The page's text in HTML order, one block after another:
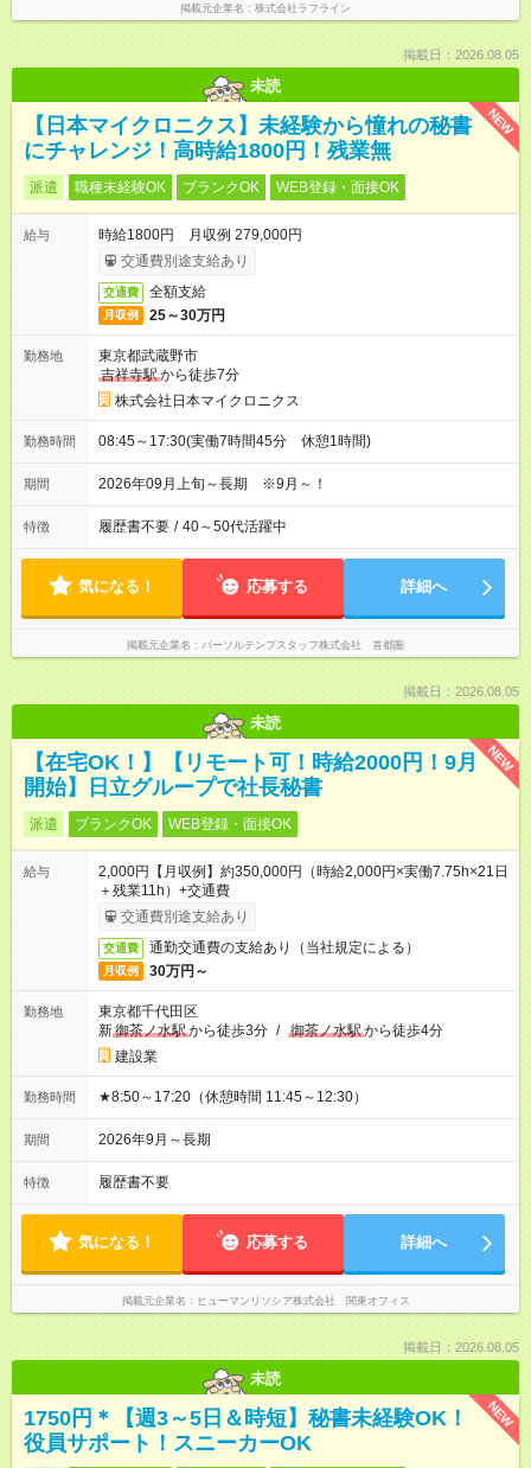
掲載元企業名 株式会社ラフライン
掲載日：2026.08.05
未読
NEW
【日本マイクロニクス】未経験から憧れの秘書
にチャレンジ！高時給1800円！残業無
派遣 職種未経験OK ブランクOK WEB登録・面接OK
給与
時給1800円 月収例 279,000円
交通費別途支給あり
交通費 全額支給
月収例 25～30万円
勤務地
東京都武蔵野市
吉祥寺駅から徒歩7分
株式会社日本マイクロニクス
勤務時間 08:45～17:30(実働7時間45分 休憩1時間)
期間 2026年09月上旬～長期 ※9月～！
特徴 履歴書不要 / 40～50代活躍中
気になる！ 応募する 詳細へ
掲載元企業名 パーソルテンプスタッフ株式会社 首都圏
掲載日：2026.08.05
未読
NEW
【在宅OK！】【リモート可！時給2000円！9月
開始】日立グループで社長秘書
派遣 ブランクOK WEB登録・面接OK
給与
2,000円【月収例】約350,000円（時給2,000円×実働7.75h×21日
＋残業11h）+交通費
交通費別途支給あり
交通費 通勤交通費の支給あり（当社規定による）
月収例 30万円～
勤務地
東京都千代田区
新御茶ノ水駅から徒歩3分 / 御茶ノ水駅から徒歩4分
建設業
勤務時間 ★8:50～17:20（休憩時間 11:45～12:30）
期間 2026年9月～長期
特徴 履歴書不要
気になる！ 応募する 詳細へ
掲載元企業名 ヒューマンリソシア株式会社 関東オフィス
掲載日：2026.08.05
未読
NEW
1750円＊【週3～5日＆時短】秘書未経験OK！
役員サポート！スニーカーOK